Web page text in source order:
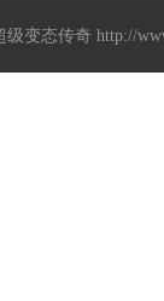
级变态传奇 http://